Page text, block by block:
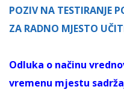
POZIV NA TESTIRANJE
ZA RADNO MJESTO
Odluka o načinu
vremenu mjestu